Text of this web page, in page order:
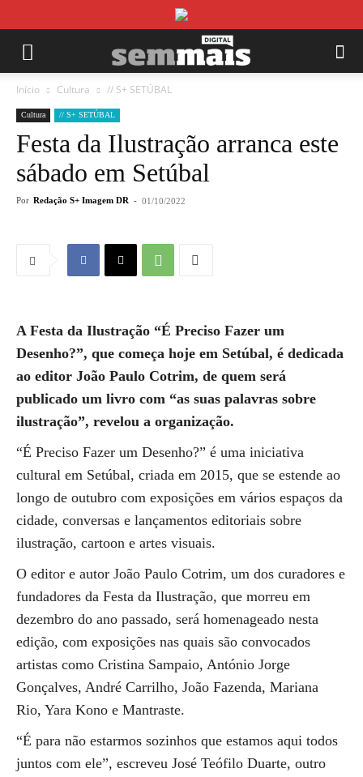
Início Cultura // S+ SETÚBAL
Cultura // S+ SETÚBAL
Festa da Ilustração arranca este
sábado em Setúbal
Por Redação S+ Imagem DR - 01/10/2022
A Festa da Ilustração “É Preciso Fazer um
Desenho?”, que começa hoje em Setúbal, é dedicada
ao editor João Paulo Cotrim, de quem será
publicado um livro com “as suas palavras sobre
ilustração”, revelou a organização.
“É Preciso Fazer um Desenho?” é uma iniciativa
cultural em Setúbal, criada em 2015, que se estende ao
longo de outubro com exposições em vários espaços da
cidade, conversas e lançamentos editoriais sobre
ilustração, cartoon e artes visuais.
O editor e autor João Paulo Cotrim, um dos curadores e
fundadores da Festa da Ilustração, que morreu em
dezembro do ano passado, será homenageado nesta
edição, com exposições nas quais são convocados
artistas como Cristina Sampaio, António Jorge
Gonçalves, André Carrilho, João Fazenda, Mariana
Rio, Yara Kono e Mantraste.
“É para não estarmos sozinhos que estamos aqui todos
juntos com ele”, escreveu José Teófilo Duarte, outro